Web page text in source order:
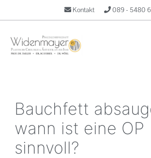
Kontakt 089 - 5480
Bauchfett
wann ist eine OP
sinnvoll?